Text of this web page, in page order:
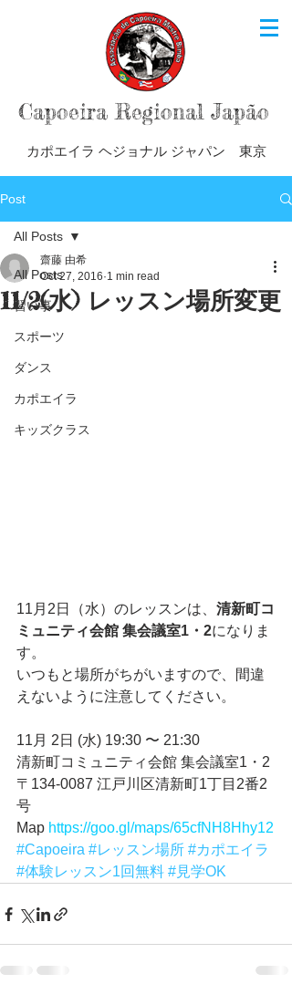
Capoeira Regional Japão
カポエイラ ヘジョナル ジャパン 東京
Post
All Posts
習い事
スポーツ
ダンス
カポエイラ
キッズクラス
All Posts
11/2(水) レッスン場所変更
齋藤 由希
Oct 27, 2016 1 min read
11月2日（水）のレッスンは、 清新町コ
ミュニティ会館 集会議室1・2になりま
す。
いつもと場所がちがいますので、間違
えないように注意してください。
11月 2日 (水) 19:30 〜 21:30
清新町コミュニティ会館 集会議室1・2
〒134-0087 江戸川区清新町1丁目2番2
号
Map https://goo.gl/maps/65cfNH8Hhy12
#Capoeira #レッスン場所 #カポエイラ
#体験レッスン1回無料 #見学OK